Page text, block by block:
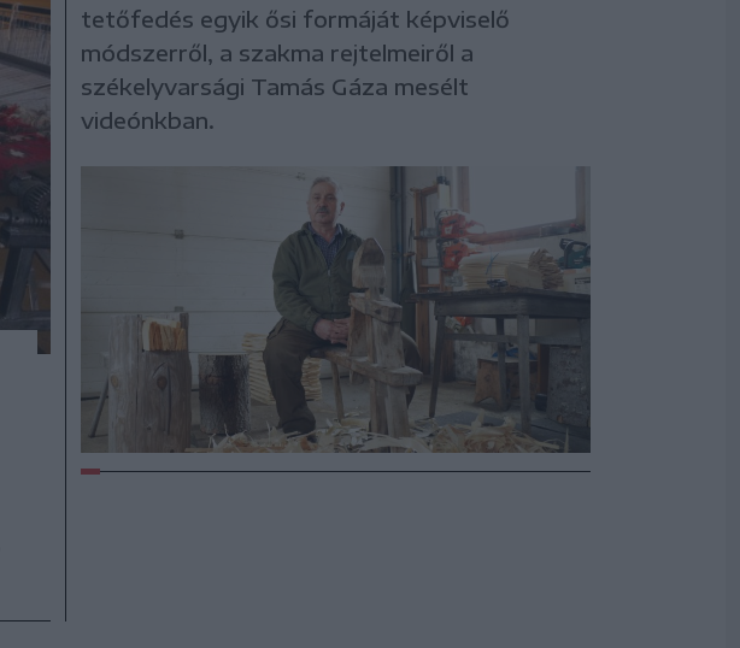
tetőfedés egyik ősi formáját képviselő
módszerről, a szakma rejtelmeiről a
székelyvarsági Tamás Gáza mesélt
videónkban.